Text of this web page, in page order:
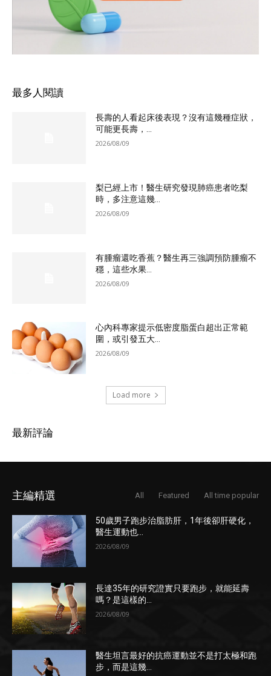
最多人閱讀
長壽的人看起床後表現？沒有這幾種症狀，
可能更長壽，...
2026/08/09
梨已經上市！醫生研究發現肺癌患者吃梨
時，多注意這幾...
2026/08/09
有腫瘤還吃香蕉？醫生再三強調預防腫瘤不
穩，這些水果...
2026/08/09
心內科專家提示低密度脂蛋白超出正常範
圍，或引發五大...
2026/08/09
Load more
最新評論
主編精選 All Featured All time popular
50歲男子跑步治脂肪肝，1年後卻肝硬化，
醫生運動也...
2026/08/09
長達35年的研究證實只要跑步，就能延壽
嗎？是這樣的...
2026/08/09
醫生坦言最好的抗癌運動並不是打太極和跑
步，而是這幾...